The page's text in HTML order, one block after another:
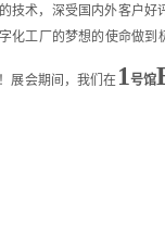
技术，深受国内外客户好
化工厂的梦想的使命做到
展会期间，我们在 1号馆